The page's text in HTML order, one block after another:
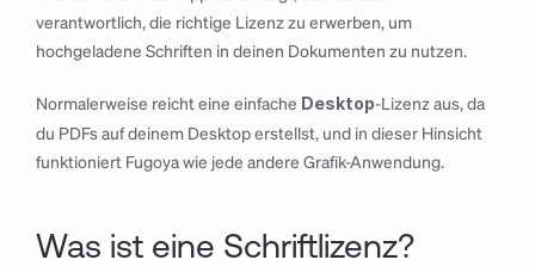
verantwortlich, die richtige Lizenz zu erwerben, um
hochgeladene Schriften in deinen Dokumenten zu nutzen.
Normalerweise reicht eine einfache Desktop-Lizenz aus, da
du PDFs auf deinem Desktop erstellst, und in dieser Hinsicht
funktioniert Fugoya wie jede andere Grafik-Anwendung.
Was ist eine Schriftlizenz?